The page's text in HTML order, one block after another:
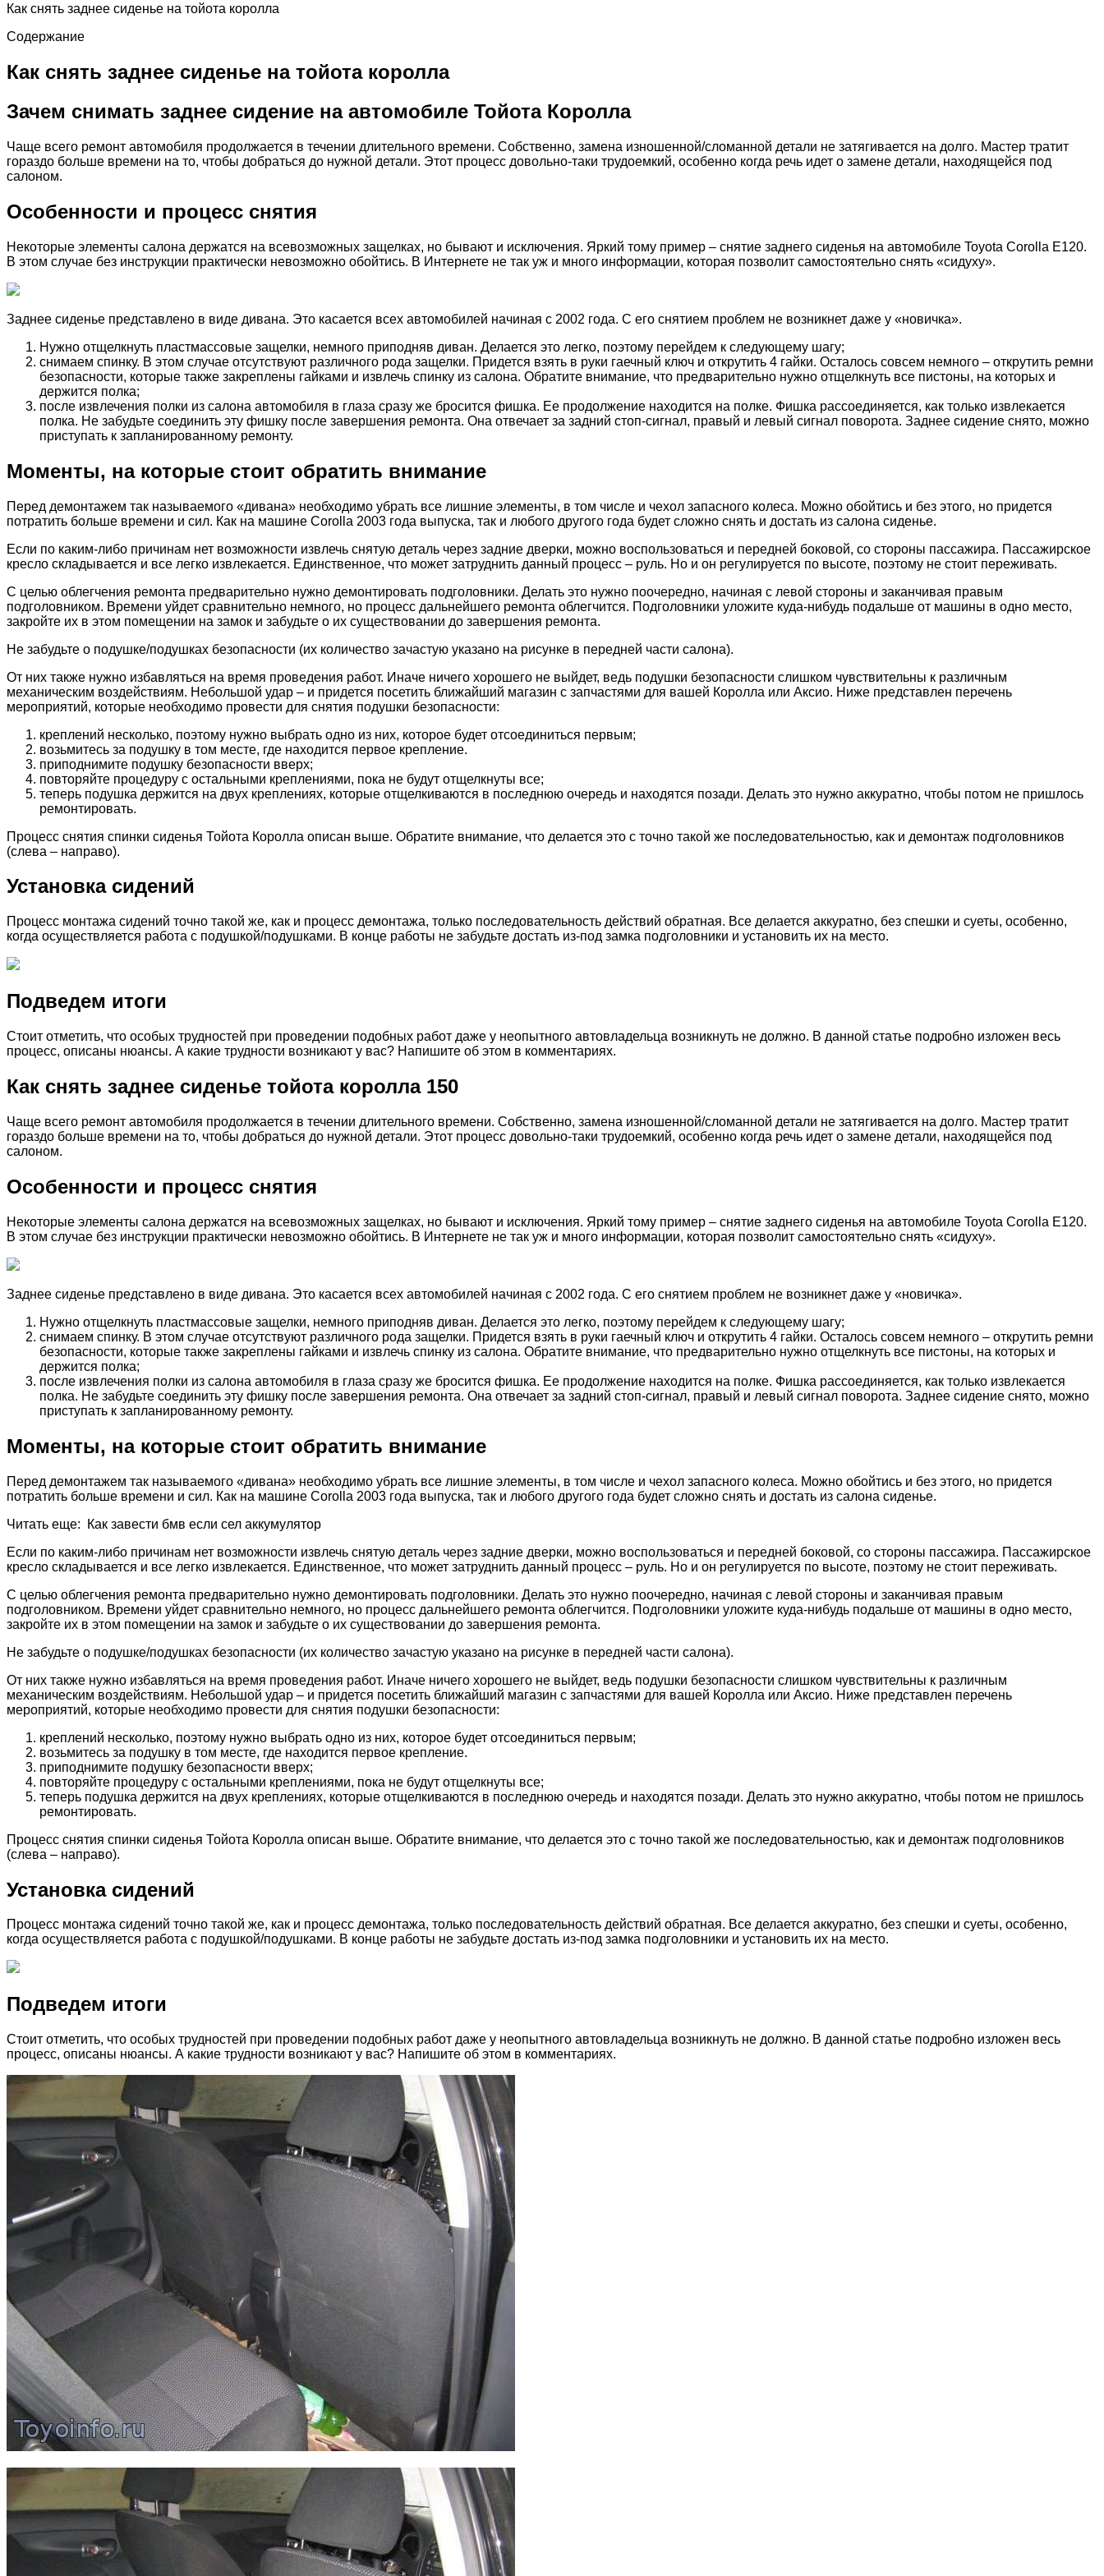
Как снять заднее сиденье на тойота королла
Содержание
Как снять заднее сиденье на тойота королла
Зачем снимать заднее сидение на автомобиле Тойота Королла
Чаще всего ремонт автомобиля продолжается в течении длительного времени. Собственно, замена изношенной/сломанной детали не затягивается на долго. Мастер тратит
гораздо больше времени на то, чтобы добраться до нужной детали. Этот процесс довольно-таки трудоемкий, особенно когда речь идет о замене детали, находящейся под
салоном.
Особенности и процесс снятия
Некоторые элементы салона держатся на всевозможных защелках, но бывают и исключения. Яркий тому пример – снятие заднего сиденья на автомобиле Toyota Corolla E120.
В этом случае без инструкции практически невозможно обойтись. В Интернете не так уж и много информации, которая позволит самостоятельно снять «сидуху».
Заднее сиденье представлено в виде дивана. Это касается всех автомобилей начиная с 2002 года. С его снятием проблем не возникнет даже у «новичка».
Нужно отщелкнуть пластмассовые защелки, немного приподняв диван. Делается это легко, поэтому перейдем к следующему шагу;
снимаем спинку. В этом случае отсутствуют различного рода защелки. Придется взять в руки гаечный ключ и открутить 4 гайки. Осталось совсем немного – открутить ремни
безопасности, которые также закреплены гайками и извлечь спинку из салона. Обратите внимание, что предварительно нужно отщелкнуть все пистоны, на которых и
держится полка;
после извлечения полки из салона автомобиля в глаза сразу же бросится фишка. Ее продолжение находится на полке. Фишка рассоединяется, как только извлекается
полка. Не забудьте соединить эту фишку после завершения ремонта. Она отвечает за задний стоп-сигнал, правый и левый сигнал поворота. Заднее сидение снято, можно
приступать к запланированному ремонту.
Моменты, на которые стоит обратить внимание
Перед демонтажем так называемого «дивана» необходимо убрать все лишние элементы, в том числе и чехол запасного колеса. Можно обойтись и без этого, но придется
потратить больше времени и сил. Как на машине Corolla 2003 года выпуска, так и любого другого года будет сложно снять и достать из салона сиденье.
Если по каким-либо причинам нет возможности извлечь снятую деталь через задние дверки, можно воспользоваться и передней боковой, со стороны пассажира. Пассажирское
кресло складывается и все легко извлекается. Единственное, что может затруднить данный процесс – руль. Но и он регулируется по высоте, поэтому не стоит переживать.
С целью облегчения ремонта предварительно нужно демонтировать подголовники. Делать это нужно поочередно, начиная с левой стороны и заканчивая правым
подголовником. Времени уйдет сравнительно немного, но процесс дальнейшего ремонта облегчится. Подголовники уложите куда-нибудь подальше от машины в одно место,
закройте их в этом помещении на замок и забудьте о их существовании до завершения ремонта.
Не забудьте о подушке/подушках безопасности (их количество зачастую указано на рисунке в передней части салона).
От них также нужно избавляться на время проведения работ. Иначе ничего хорошего не выйдет, ведь подушки безопасности слишком чувствительны к различным
механическим воздействиям. Небольшой удар – и придется посетить ближайший магазин с запчастями для вашей Королла или Аксио. Ниже представлен перечень
мероприятий, которые необходимо провести для снятия подушки безопасности:
креплений несколько, поэтому нужно выбрать одно из них, которое будет отсоединиться первым;
возьмитесь за подушку в том месте, где находится первое крепление.
приподнимите подушку безопасности вверх;
повторяйте процедуру с остальными креплениями, пока не будут отщелкнуты все;
теперь подушка держится на двух креплениях, которые отщелкиваются в последнюю очередь и находятся позади. Делать это нужно аккуратно, чтобы потом не пришлось
ремонтировать.
Процесс снятия спинки сиденья Тойота Королла описан выше. Обратите внимание, что делается это с точно такой же последовательностью, как и демонтаж подголовников
(слева – направо).
Установка сидений
Процесс монтажа сидений точно такой же, как и процесс демонтажа, только последовательность действий обратная. Все делается аккуратно, без спешки и суеты, особенно,
когда осуществляется работа с подушкой/подушками. В конце работы не забудьте достать из-под замка подголовники и установить их на место.
Подведем итоги
Стоит отметить, что особых трудностей при проведении подобных работ даже у неопытного автовладельца возникнуть не должно. В данной статье подробно изложен весь
процесс, описаны нюансы. А какие трудности возникают у вас? Напишите об этом в комментариях.
Как снять заднее сиденье тойота королла 150
Чаще всего ремонт автомобиля продолжается в течении длительного времени. Собственно, замена изношенной/сломанной детали не затягивается на долго. Мастер тратит
гораздо больше времени на то, чтобы добраться до нужной детали. Этот процесс довольно-таки трудоемкий, особенно когда речь идет о замене детали, находящейся под
салоном.
Особенности и процесс снятия
Некоторые элементы салона держатся на всевозможных защелках, но бывают и исключения. Яркий тому пример – снятие заднего сиденья на автомобиле Toyota Corolla E120.
В этом случае без инструкции практически невозможно обойтись. В Интернете не так уж и много информации, которая позволит самостоятельно снять «сидуху».
Заднее сиденье представлено в виде дивана. Это касается всех автомобилей начиная с 2002 года. С его снятием проблем не возникнет даже у «новичка».
Нужно отщелкнуть пластмассовые защелки, немного приподняв диван. Делается это легко, поэтому перейдем к следующему шагу;
снимаем спинку. В этом случае отсутствуют различного рода защелки. Придется взять в руки гаечный ключ и открутить 4 гайки. Осталось совсем немного – открутить ремни
безопасности, которые также закреплены гайками и извлечь спинку из салона. Обратите внимание, что предварительно нужно отщелкнуть все пистоны, на которых и
держится полка;
после извлечения полки из салона автомобиля в глаза сразу же бросится фишка. Ее продолжение находится на полке. Фишка рассоединяется, как только извлекается
полка. Не забудьте соединить эту фишку после завершения ремонта. Она отвечает за задний стоп-сигнал, правый и левый сигнал поворота. Заднее сидение снято, можно
приступать к запланированному ремонту.
Моменты, на которые стоит обратить внимание
Перед демонтажем так называемого «дивана» необходимо убрать все лишние элементы, в том числе и чехол запасного колеса. Можно обойтись и без этого, но придется
потратить больше времени и сил. Как на машине Corolla 2003 года выпуска, так и любого другого года будет сложно снять и достать из салона сиденье.
Читать еще: Как завести бмв если сел аккумулятор
Если по каким-либо причинам нет возможности извлечь снятую деталь через задние дверки, можно воспользоваться и передней боковой, со стороны пассажира. Пассажирское
кресло складывается и все легко извлекается. Единственное, что может затруднить данный процесс – руль. Но и он регулируется по высоте, поэтому не стоит переживать.
С целью облегчения ремонта предварительно нужно демонтировать подголовники. Делать это нужно поочередно, начиная с левой стороны и заканчивая правым
подголовником. Времени уйдет сравнительно немного, но процесс дальнейшего ремонта облегчится. Подголовники уложите куда-нибудь подальше от машины в одно место,
закройте их в этом помещении на замок и забудьте о их существовании до завершения ремонта.
Не забудьте о подушке/подушках безопасности (их количество зачастую указано на рисунке в передней части салона).
От них также нужно избавляться на время проведения работ. Иначе ничего хорошего не выйдет, ведь подушки безопасности слишком чувствительны к различным
механическим воздействиям. Небольшой удар – и придется посетить ближайший магазин с запчастями для вашей Королла или Аксио. Ниже представлен перечень
мероприятий, которые необходимо провести для снятия подушки безопасности:
креплений несколько, поэтому нужно выбрать одно из них, которое будет отсоединиться первым;
возьмитесь за подушку в том месте, где находится первое крепление.
приподнимите подушку безопасности вверх;
повторяйте процедуру с остальными креплениями, пока не будут отщелкнуты все;
теперь подушка держится на двух креплениях, которые отщелкиваются в последнюю очередь и находятся позади. Делать это нужно аккуратно, чтобы потом не пришлось
ремонтировать.
Процесс снятия спинки сиденья Тойота Королла описан выше. Обратите внимание, что делается это с точно такой же последовательностью, как и демонтаж подголовников
(слева – направо).
Установка сидений
Процесс монтажа сидений точно такой же, как и процесс демонтажа, только последовательность действий обратная. Все делается аккуратно, без спешки и суеты, особенно,
когда осуществляется работа с подушкой/подушками. В конце работы не забудьте достать из-под замка подголовники и установить их на место.
Подведем итоги
Стоит отметить, что особых трудностей при проведении подобных работ даже у неопытного автовладельца возникнуть не должно. В данной статье подробно изложен весь
процесс, описаны нюансы. А какие трудности возникают у вас? Напишите об этом в комментариях.